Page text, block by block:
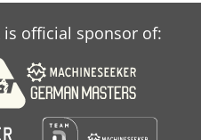
is official sponsor of: